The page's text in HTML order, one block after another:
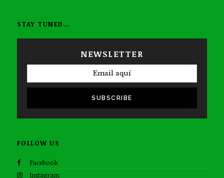
STAY TUNED…
NEWSLETTER
SUBSCRIBE
FOLLOW US
Facebook
Instagram